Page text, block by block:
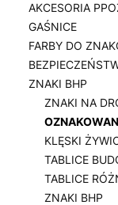
AKCESORIA
GAŚNICE
FARBY DO
ZNAKI BHP
ZNAKI NA
KLĘSKI
TABLICE
TABLICE
ZNAKI BHP